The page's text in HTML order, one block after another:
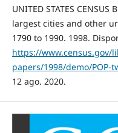
UNITED STATES
largest cities and other
1790 to 1990. 1998.
https://www.census.gov/
papers/1998/demo/POP-
12 ago. 2020.